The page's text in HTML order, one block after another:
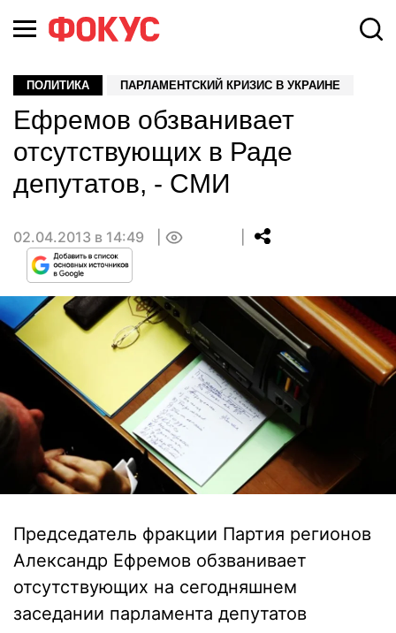
ПОЛИТИКА ПАРЛАМЕНТСКИЙ КРИЗИС В УКРАИНЕ
Ефремов обзванивает
отсутствующих в Раде
депутатов, - СМИ
02.04.2013 в 14:49
Председатель фракции Партия регионов
Александр Ефремов обзванивает
отсутствующих на сегодняшнем
заседании парламента депутатов